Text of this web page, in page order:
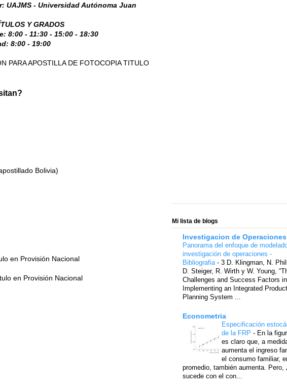
UAJMS - Universidad Autónoma Juan
Y GRADOS
8:00 - 11:30 - 15:00 - 18:30
8:00 - 19:00
PARA APOSTILLA DE FOTOCOPIA TITULO
Bolivia)
en Provisión Nacional
en Provisión Nacional
Mi lista de blogs
Investigacion de Operaciones
Panorama del enfoque de
investigación de operaciones -
Bibliografia - 3 D. Klingman, N.
D. Steiger, R. Wirth y W. Young,
Challenges and Success Factors in
Implementing an Integrated
Planning System ...
Econometria
Especificación
de la FRP - En la
es claro que, a
aumenta el ingreso
el consumo familiar,
promedio, también aumenta. Pero,
sucede con el con...